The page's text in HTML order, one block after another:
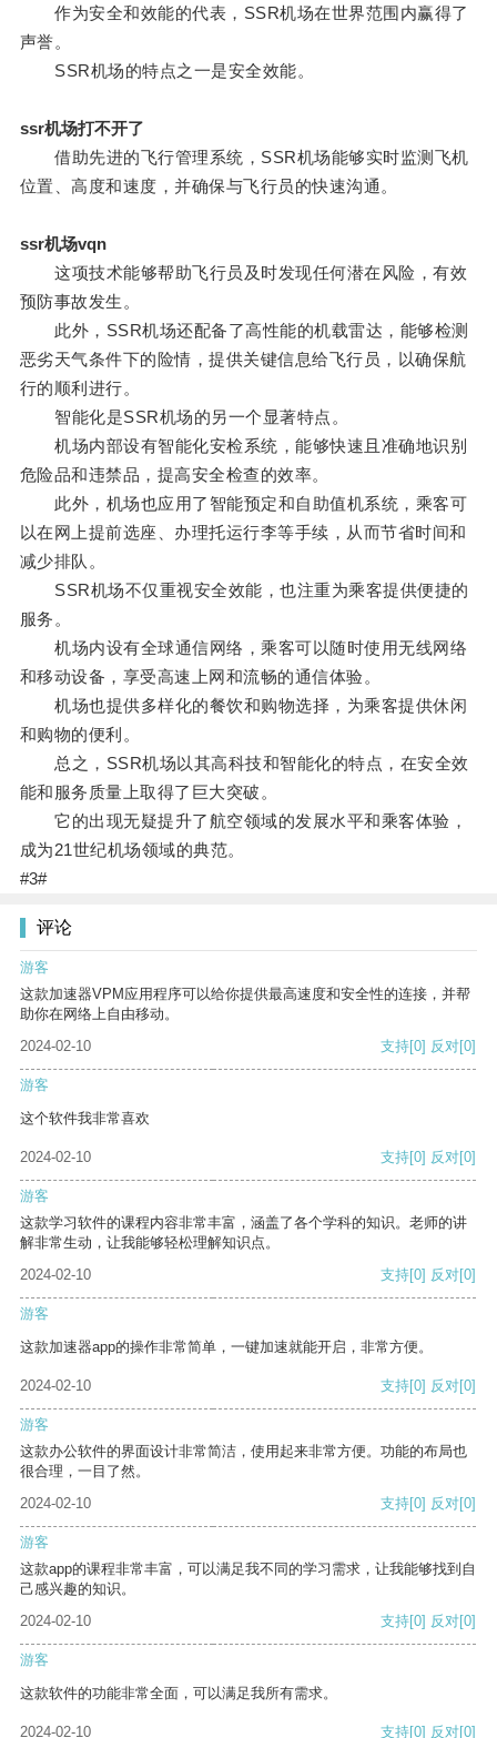
作为安全和效能的代表，SSR机场在世界范围内赢得了
声誉。
SSR机场的特点之一是安全效能。
ssr机场打不开了
借助先进的飞行管理系统，SSR机场能够实时监测飞机
位置、高度和速度，并确保与飞行员的快速沟通。
ssr机场vqn
这项技术能够帮助飞行员及时发现任何潜在风险，有效
预防事故发生。
此外，SSR机场还配备了高性能的机载雷达，能够检测
恶劣天气条件下的险情，提供关键信息给飞行员，以确保航
行的顺利进行。
智能化是SSR机场的另一个显著特点。
机场内部设有智能化安检系统，能够快速且准确地识别
危险品和违禁品，提高安全检查的效率。
此外，机场也应用了智能预定和自助值机系统，乘客可
以在网上提前选座、办理托运行李等手续，从而节省时间和
减少排队。
SSR机场不仅重视安全效能，也注重为乘客提供便捷的
服务。
机场内设有全球通信网络，乘客可以随时使用无线网络
和移动设备，享受高速上网和流畅的通信体验。
机场也提供多样化的餐饮和购物选择，为乘客提供休闲
和购物的便利。
总之，SSR机场以其高科技和智能化的特点，在安全效
能和服务质量上取得了巨大突破。
它的出现无疑提升了航空领域的发展水平和乘客体验，
成为21世纪机场领域的典范。
#3#
评论
游客
这款加速器VPM应用程序可以给你提供最高速度和安全性的连接，并帮
助你在网络上自由移动。
2024-02-10
支持[0] 反对[0]
游客
这个软件我非常喜欢
2024-02-10 支持[0] 反对[0]
游客
这款学习软件的课程内容非常丰富，涵盖了各个学科的知识。老师的讲
解非常生动，让我能够轻松理解知识点。
2024-02-10
支持[0] 反对[0]
游客
这款加速器app的操作非常简单，一键加速就能开启，非常方便。
2024-02-10 支持[0] 反对[0]
游客
这款办公软件的界面设计非常简洁，使用起来非常方便。功能的布局也
很合理，一目了然。
2024-02-10
支持[0] 反对[0]
游客
这款app的课程非常丰富，可以满足我不同的学习需求，让我能够找到自
己感兴趣的知识。
2024-02-10
支持[0] 反对[0]
游客
这款软件的功能非常全面，可以满足我所有需求。
2024-02-10 支持[0] 反对[0]